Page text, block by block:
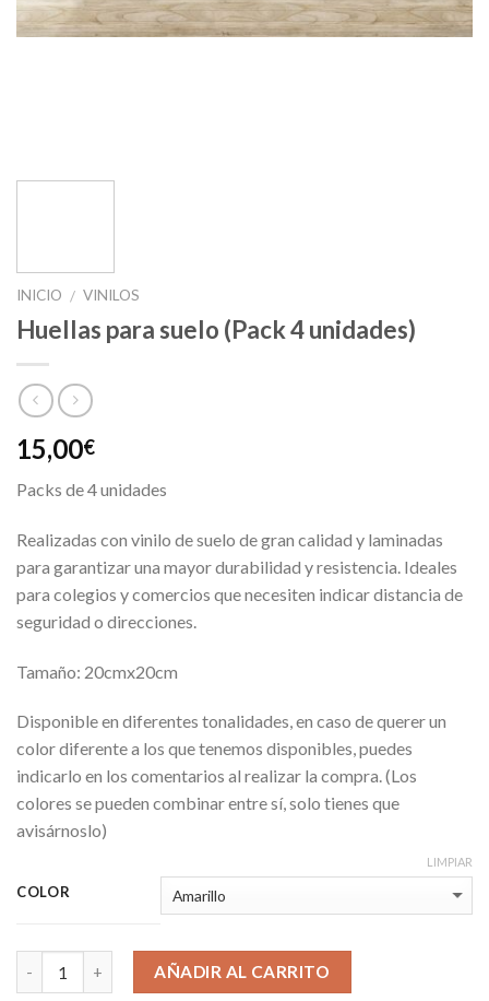
INICIO / VINILOS
Huellas para suelo (Pack 4 unidades)
15,00€
Packs de 4 unidades
Realizadas con vinilo de suelo de gran calidad y laminadas
para garantizar una mayor durabilidad y resistencia. Ideales
para colegios y comercios que necesiten indicar distancia de
seguridad o direcciones.
Tamaño: 20cmx20cm
Disponible en diferentes tonalidades, en caso de querer un
color diferente a los que tenemos disponibles, puedes
indicarlo en los comentarios al realizar la compra. (Los
colores se pueden combinar entre sí, solo tienes que
avisárnoslo)
COLOR
LIMPIAR
AÑADIR AL CARRITO